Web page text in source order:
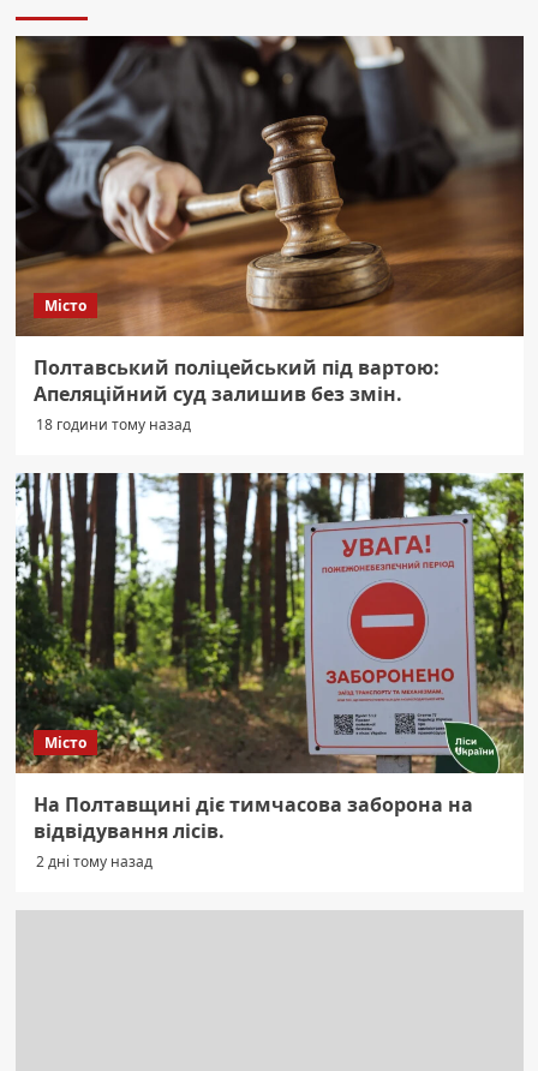
Місто
Полтавський поліцейський під вартою:
Апеляційний суд залишив без змін.
18 години тому назад
Місто
На Полтавщині діє тимчасова заборона на
відвідування лісів.
2 дні тому назад